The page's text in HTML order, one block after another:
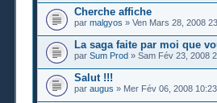
Cherche affiche
par malgyos » Ven Mars 28, 2008
La saga faite par moi que
par Sum Prod » Sam Fév 23, 2008
Salut !!!
par augus » Mer Fév 06, 2008